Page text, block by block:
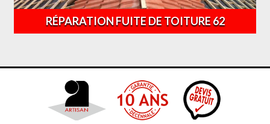
RÉPARATION FUITE DE TOITURE 62